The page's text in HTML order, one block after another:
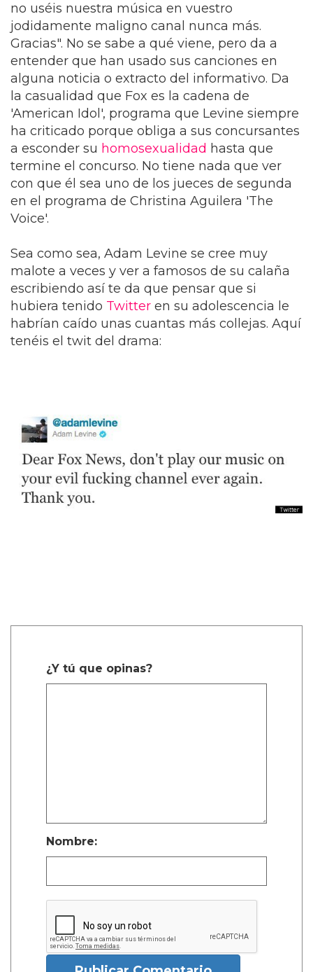
no uséis nuestra música en vuestro
jodidamente maligno canal nunca más.
Gracias". No se sabe a qué viene, pero da a
entender que han usado sus canciones en
alguna noticia o extracto del informativo. Da
la casualidad que Fox es la cadena de
'American Idol', programa que Levine siempre
ha criticado porque obliga a sus concursantes
a esconder su homosexualidad hasta que
termine el concurso. No tiene nada que ver
con que él sea uno de los jueces de segunda
en el programa de Christina Aguilera 'The
Voice'.
Sea como sea, Adam Levine se cree muy
malote a veces y ver a famosos de su calaña
escribiendo así te da que pensar que si
hubiera tenido Twitter en su adolescencia le
habrían caído unas cuantas más collejas. Aquí
tenéis el twit del drama:
¿Y tú que opinas?
Nombre: